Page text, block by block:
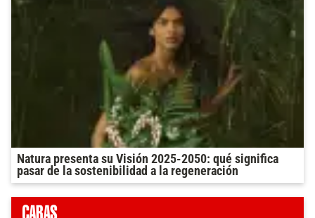
Natura presenta su Visión 2025-2050: qué significa
pasar de la sostenibilidad a la regeneración